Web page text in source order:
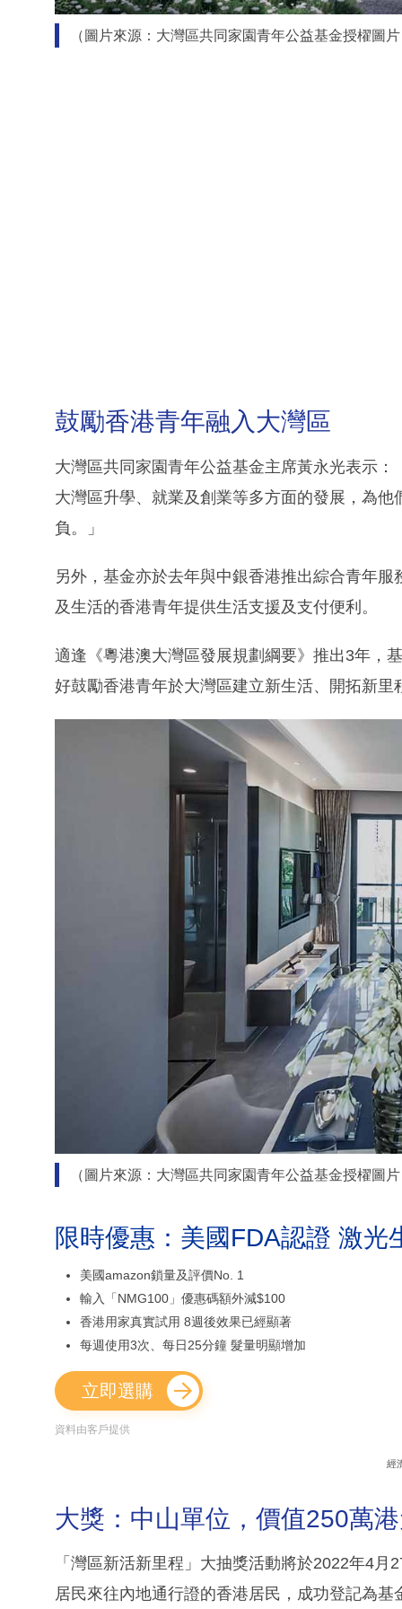
（圖片來源：大灣區共同家園青年公益基金授櫂圖
鼓勵香港青年融入大灣區
大灣區共同家園青年公益基金主席黃永光表示
大灣區升學、就業及創業等多方面的發展，為
負。」
另外，基金亦於去年與中銀香港推出綜合青年
及生活的香港青年提供生活支援及支付便利。
適逢《粵港澳大灣區發展規劃綱要》推出3年，
好鼓勵香港青年於大灣區建立新生活、開拓新里
（圖片來源：大灣區共同家園青年公益基金授櫂圖
限時優惠：美國FDA認證 激光
美國amazon鎖量及評價No. 1
輸入「NMG100」優惠碼額外減$100
香港用家真實試用 8週後效果已經顯著
每週使用3次、每日25分鐘 髮量明顯增加
立即選購
資料由客戶提供
經
大獎：中山單位，價值250萬
「灣區新活新里程」大抽獎活動將於2022年4
居民來往內地通行證的香港居民，成功登記為